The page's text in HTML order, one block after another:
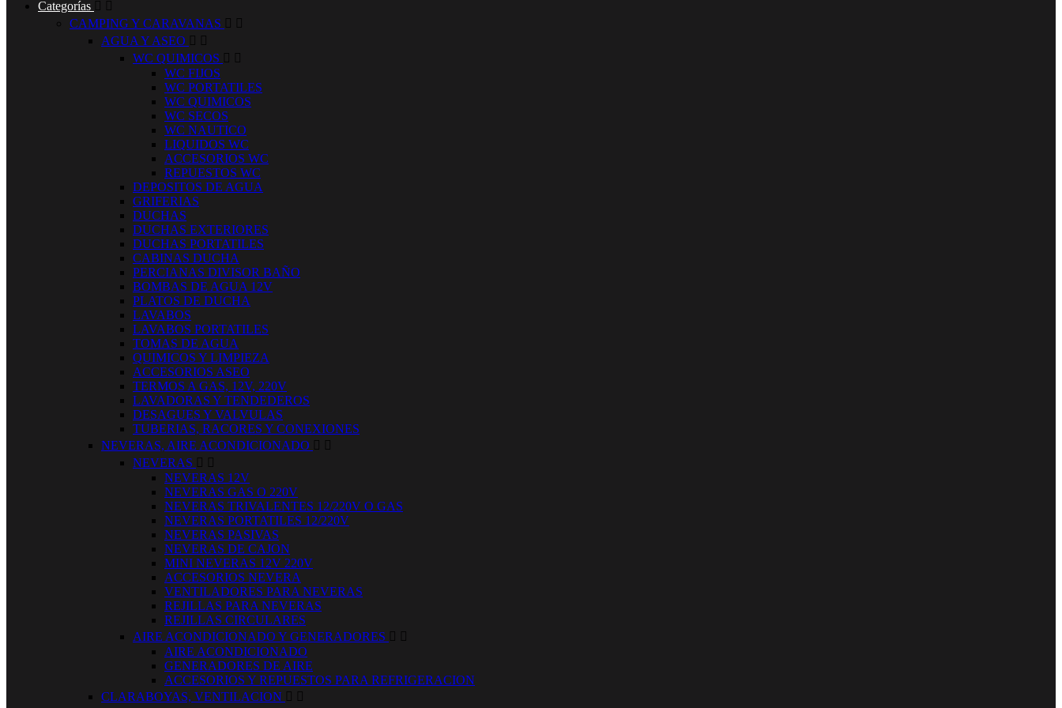
Categorías  
CAMPING Y CARAVANAS  
AGUA Y ASEO  
WC QUIMICOS  
WC FIJOS
WC PORTATILES
WC QUIMICOS
WC SECOS
WC NAUTICO
LIQUIDOS WC
ACCESORIOS WC
REPUESTOS WC
DEPOSITOS DE AGUA
GRIFERIAS
DUCHAS
DUCHAS EXTERIORES
DUCHAS PORTATILES
CABINAS DUCHA
PERCIANAS DIVISOR BAÑO
BOMBAS DE AGUA 12V
PLATOS DE DUCHA
LAVABOS
LAVABOS PORTATILES
TOMAS DE AGUA
QUIMICOS Y LIMPIEZA
ACCESORIOS ASEO
TERMOS A GAS, 12V, 220V
LAVADORAS Y TENDEDEROS
DESAGUES Y VALVULAS
TUBERIAS, RACORES Y CONEXIONES
NEVERAS, AIRE ACONDICIONADO  
NEVERAS  
NEVERAS 12V
NEVERAS GAS O 220V
NEVERAS TRIVALENTES 12/220V O GAS
NEVERAS PORTATILES 12/220V
NEVERAS PASIVAS
NEVERAS DE CAJON
MINI NEVERAS 12V 220V
ACCESORIOS NEVERA
VENTILADORES PARA NEVERAS
REJILLAS PARA NEVERAS
REJILLAS CIRCULARES
AIRE ACONDICIONADO Y GENERADORES  
AIRE ACONDICIONADO
GENERADORES DE AIRE
ACCESORIOS Y REPUESTOS PARA REFRIGERACION
CLARABOYAS, VENTILACION  